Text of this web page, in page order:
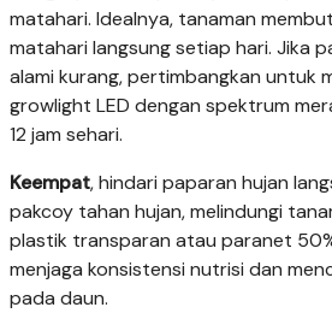
matahari. Idealnya, tanaman
matahari langsung setiap hari. Jika
alami kurang, pertimbangkan untuk
growlight LED dengan spektrum
12 jam sehari.
Keempat, hindari paparan hujan
pakcoy tahan hujan, melindungi
plastik transparan atau paranet
menjaga konsistensi nutrisi dan
pada daun.